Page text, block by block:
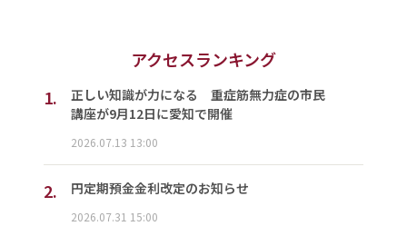
アクセスランキング
1.
正しい知識が力になる 重症筋無力症の市民
講座が9月12日に愛知で開催
2026.07.13 13:00
2. 円定期預金金利改定のお知らせ
2026.07.31 15:00